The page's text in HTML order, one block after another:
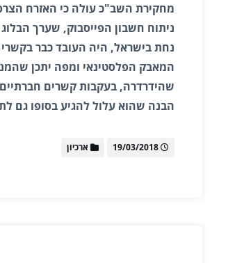
מחקירת השב"כ עולה כי האזרח
ניתוח חשבון הפייסבוק, שערך
נחת בישראל, היה העובד כבר
המאבק הפלסטינאי ומפה יתכן
שהידרדרה, בעקבות קשרים
הבנה שהוא עלול להגיע בסופו גם
19/03/2018 ארכיון